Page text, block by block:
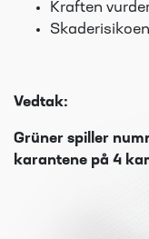
Kraften
Vedtak:
Grüner spiller
karantene på 4